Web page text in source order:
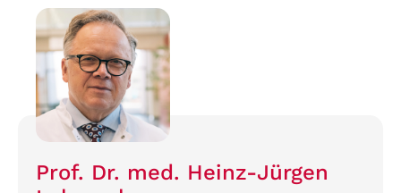
Prof. Dr. med. Heinz-Jürgen